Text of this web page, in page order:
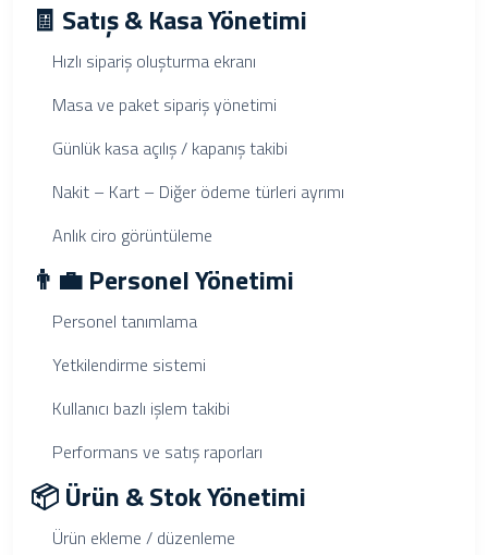
🧾 Satış & Kasa Yönetimi
Hızlı sipariş oluşturma ekranı
Masa ve paket sipariş yönetimi
Günlük kasa açılış / kapanış takibi
Nakit – Kart – Diğer ödeme türleri ayrımı
Anlık ciro görüntüleme
👨‍💼 Personel Yönetimi
Personel tanımlama
Yetkilendirme sistemi
Kullanıcı bazlı işlem takibi
Performans ve satış raporları
📦 Ürün & Stok Yönetimi
Ürün ekleme / düzenleme